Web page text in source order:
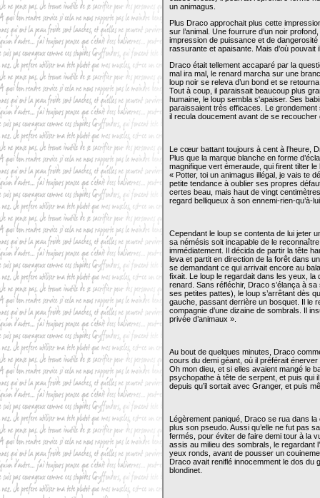
un animagus.
Plus Draco approchait plus cette
sur l’animal. Une fourrure d’un noir
impression de puissance et de
rassurante et apaisante. Mais d’où pouvait
Draco était tellement accaparé par la
mal ira mal, le renard marcha sur une
loup noir se releva d’un bond et se
Tout à coup, il paraissait beaucoup plus
humaine, le loup sembla s'apaiser. Ses
paraissaient très efficaces. Le grondement
il recula doucement avant de se
Le cœur battant toujours à cent à l’heure,
Plus que la marque blanche en forme
magnifique vert émeraude, qui firent tilter
« Potter, toi un animagus illégal, je vais te
petite tendance à oublier ses propres
certes beau, mais haut de vingt
regard belliqueux à son ennemi-rien-qu’à-
Cependant le loup se contenta de lui jeter
sa némésis soit incapable de le
immédiatement. Il décida de partir la tête
leva et partit en direction de la forêt dans
se demandant ce qui arrivait encore au
fixait. Le loup le regardait dans les yeux,
renard. Sans réfléchir, Draco s’élança à
ses petites pattes), le loup s’arrêtant dès
gauche, passant derrière un bosquet. Il le
compagnie d’une dizaine de sombrals. Il
privée d’animaux ».
Au bout de quelques minutes, Draco
cours du demi géant, où il préférait
Oh mon dieu, et si elles avaient mangé le
psychopathe à tête de serpent, et puis qui
depuis qu’il sortait avec Granger, et puis
Légèrement paniqué, Draco se rua dans
plus son pseudo. Aussi qu’elle ne fut pas
fermés, pour éviter de faire demi tour à la
assis au milieu des sombrals, le regardant
yeux ronds, avant de pousser un
Draco avait reniflé innocemment le dos du
blondinet.